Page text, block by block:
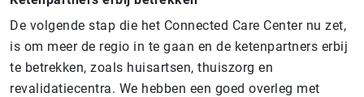
De volgende stap die het Connected Care Center nu zet,
is om meer de regio in te gaan en de ketenpartners erbij
te betrekken, zoals huisartsen, thuiszorg en
revalidatiecentra. We hebben een goed overleg met